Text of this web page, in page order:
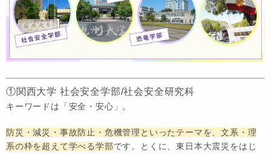
①関西大学 社会安全学部/社会安全研究科
キーワードは「安全・安心」。
防災・減災・事故防止・危機管理といったテーマを、文系・理
系の枠を超えて学べる学部です。とくに、東日本大震災をはじ